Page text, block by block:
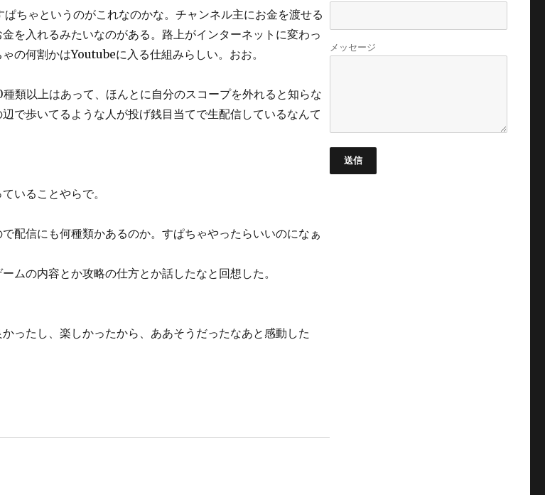
ちゃというのがこれなのかな。チャンネル主にお金を渡せる
を入れるみたいなのがある。路上がインターネットに変わっ
の何割かはYoutubeに入る仕組みらしい。おお。
類以上はあって、ほんとに自分のスコープを外れると知らな
で歩いてるような人が投げ銭目当てで生配信しているなんて
いることやらで。
配信にも何種類かあるのか。すぱちゃやったらいいのになぁ
ムの内容とか攻略の仕方とか話したなと回想した。
ったし、楽しかったから、ああそうだったなあと感動した
メッセージ
送信